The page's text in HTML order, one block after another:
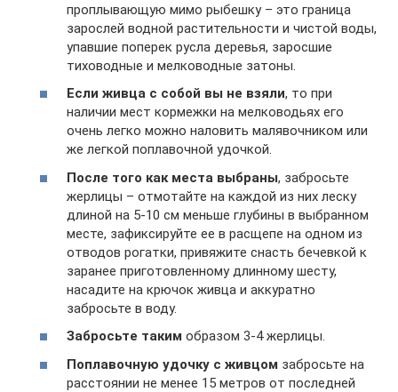
проплывающую мимо рыбешку – это граница
зарослей водной растительности и чистой воды,
упавшие поперек русла деревья, заросшие
тиховодные и мелководные затоны.
Если живца с собой вы не взяли, то при
наличии мест кормежки на мелководьях его
очень легко можно наловить малявочником или
же легкой поплавочной удочкой.
После того как места выбраны, забросьте
жерлицы – отмотайте на каждой из них леску
длиной на 5-10 см меньше глубины в выбранном
месте, зафиксируйте ее в расщепе на одном из
отводов рогатки, привяжите снасть бечевкой к
заранее приготовленному длинному шесту,
насадите на крючок живца и аккуратно
забросьте в воду.
Забросьте таким образом 3-4 жерлицы.
Поплавочную удочку с живцом забросьте на
расстоянии не менее 15 метров от последней